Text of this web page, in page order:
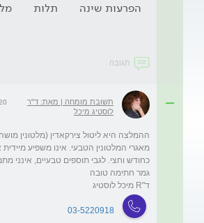
הפרעות שינה תלות
תגובה
תשובת מומחה | מאת: ד"ר
לוסטיג מיכל
ההמלצה היא ליטול צירקאדין (מלטונין
מאגרי המלטונין הטבעי. אינו משפיע
ד"R מיכל לוסטיג
03-5220918